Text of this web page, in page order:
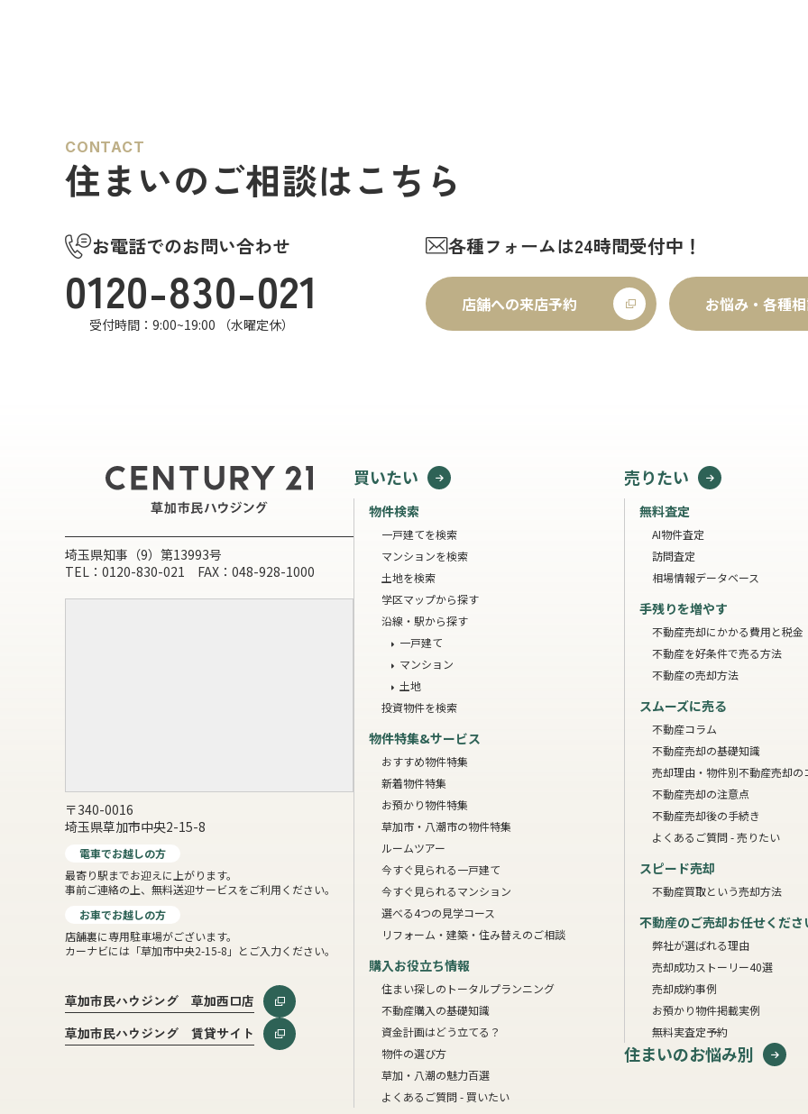
CONTACT
住まいのご相談はこちら
お電話でのお問い合わせ
0120-830-021
受付時間：9:00~19:00 （水曜定休）
各種フォームは24時間受付中！
店舗への来店予約 お悩み・各種
埼玉県知事（9）第13993号
TEL：0120-830-021 FAX：048-928-1000
〒340-0016
埼玉県草加市中央2-15-8
電車でお越しの方
最寄り駅までお迎えに上がります。
事前ご連絡の上、無料送迎サービスをご利用ください。
お車でお越しの方
店舗裏に専用駐車場がございます。
カーナビには「草加市中央2-15-8」とご入力ください。
草加市民ハウジング 草加西口店
草加市民ハウジング 賃貸サイト
買いたい
物件検索
一戸建てを検索
マンションを検索
土地を検索
学区マップから探す
沿線・駅から探す
一戸建て
マンション
土地
投資物件を検索
物件特集&サービス
おすすめ物件特集
新着物件特集
お預かり物件特集
草加市・八潮市の物件特集
ルームツアー
今すぐ見られる一戸建て
今すぐ見られるマンション
選べる4つの見学コース
リフォーム・建築・住み替えのご相談
購入お役立ち情報
住まい探しのトータルプランニング
不動産購入の基礎知識
資金計画はどう立てる？
物件の選び方
草加・八潮の魅力百選
よくあるご質問 - 買いたい
売りたい
無料査定
AI物件査定
訪問査定
相場情報データベース
手残りを増やす
不動産売却にかかる費用と税金
不動産を好条件で売る方法
不動産の売却方法
スムーズに売る
不動産コラム
不動産売却の基礎知識
売却理由・物件別不動産売却の
不動産売却の注意点
不動産売却後の手続き
よくあるご質問 - 売りたい
スピード売却
不動産買取という売却方法
不動産のご売却お任せくださ
弊社が選ばれる理由
売却成功ストーリー40選
売却成約事例
お預かり物件掲載実例
無料実査定予約
住まいのお悩み別